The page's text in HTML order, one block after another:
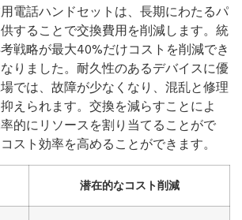
電話ハンドセットは、長期にわたるパ
することで交換費用を削減します。統
戦略が最大40%だけコストを削減でき
りました。耐久性のあるデバイスに優
では、故障が少なくなり、混乱と修理
えられます。交換を減らすことによ
的にリソースを割り当てることがで
スト効率を高めることができます。
潜在的なコスト削減